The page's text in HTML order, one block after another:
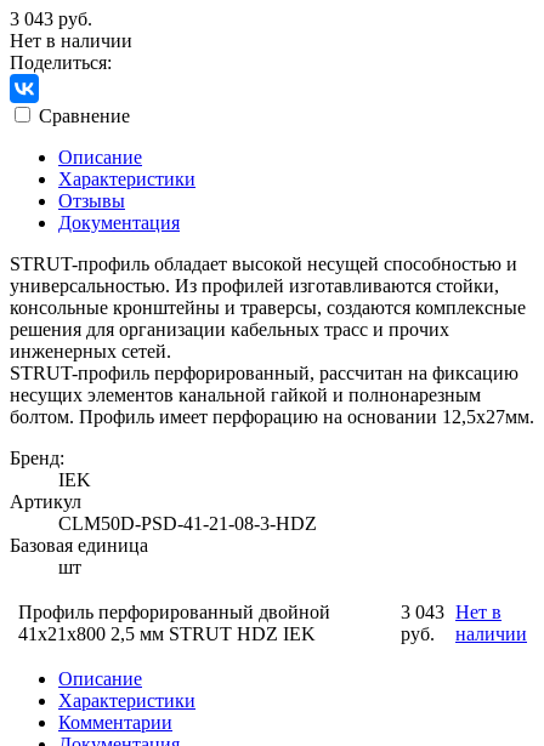
3 043 руб.
Нет в наличии
Поделиться:
Сравнение
Описание
Характеристики
Отзывы
Документация
STRUT-профиль обладает высокой несущей способностью и
универсальностью. Из профилей изготавливаются стойки,
консольные кронштейны и траверсы, создаются комплексные
решения для организации кабельных трасс и прочих
инженерных сетей.
STRUT-профиль перфорированный, рассчитан на фиксацию
несущих элементов канальной гайкой и полнонарезным
болтом. Профиль имеет перфорацию на основании 12,5х27мм.
Бренд:
IEK
Артикул
CLM50D-PSD-41-21-08-3-HDZ
Базовая единица
шт
Профиль перфорированный двойной
41х21х800 2,5 мм STRUT HDZ IEK
3 043
руб.
Нет в
наличии
Описание
Характеристики
Комментарии